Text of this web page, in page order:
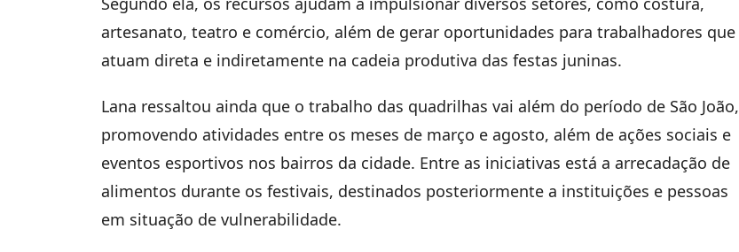
artesanato, teatro e comércio, além de gerar oportunidades para trabalhadores que
atuam direta e indiretamente na cadeia produtiva das festas juninas.
Lana ressaltou ainda que o trabalho das quadrilhas vai além do período de São João,
promovendo atividades entre os meses de março e agosto, além de ações sociais e
eventos esportivos nos bairros da cidade. Entre as iniciativas está a arrecadação de
alimentos durante os festivais, destinados posteriormente a instituições e pessoas
em situação de vulnerabilidade.